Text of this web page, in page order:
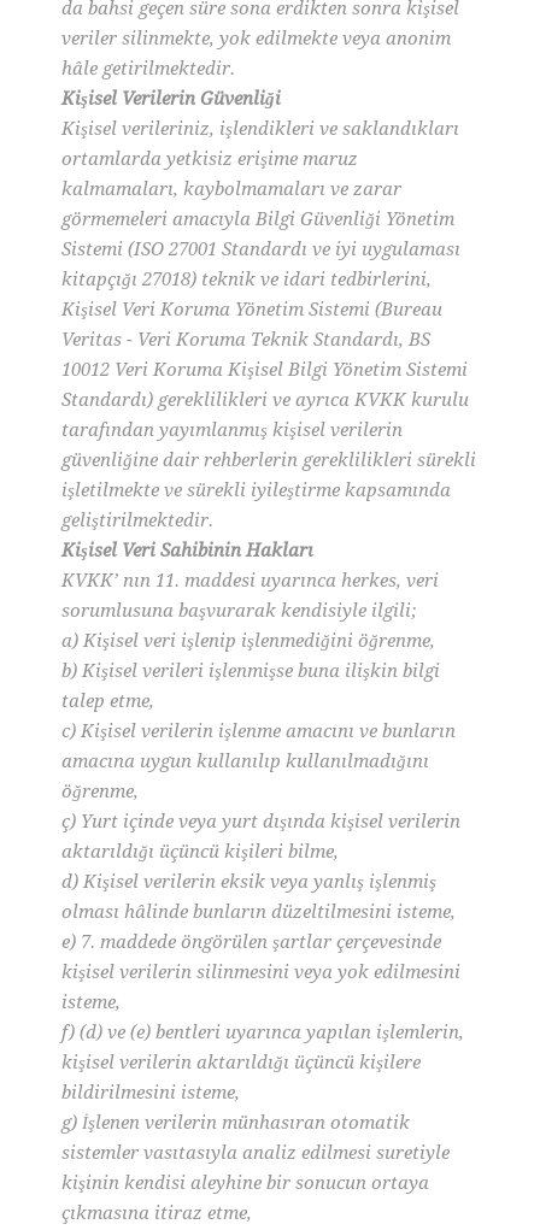
da bahsi geçen süre sona erdikten sonra kişisel
veriler silinmekte, yok edilmekte veya anonim
hâle getirilmektedir.
Kişisel Verilerin Güvenliği
Kişisel verileriniz, işlendikleri ve saklandıkları
ortamlarda yetkisiz erişime maruz
kalmamaları, kaybolmamaları ve zarar
görmemeleri amacıyla Bilgi Güvenliği Yönetim
Sistemi (ISO 27001 Standardı ve iyi uygulaması
kitapçığı 27018) teknik ve idari tedbirlerini,
Kişisel Veri Koruma Yönetim Sistemi (Bureau
Veritas - Veri Koruma Teknik Standardı, BS
10012 Veri Koruma Kişisel Bilgi Yönetim Sistemi
Standardı) gereklilikleri ve ayrıca KVKK kurulu
tarafından yayımlanmış kişisel verilerin
güvenliğine dair rehberlerin gereklilikleri sürekli
işletilmekte ve sürekli iyileştirme kapsamında
geliştirilmektedir.
Kişisel Veri Sahibinin Hakları
KVKK’ nın 11. maddesi uyarınca herkes, veri
sorumlusuna başvurarak kendisiyle ilgili;
a) Kişisel veri işlenip işlenmediğini öğrenme,
b) Kişisel verileri işlenmişse buna ilişkin bilgi
talep etme,
c) Kişisel verilerin işlenme amacını ve bunların
amacına uygun kullanılıp kullanılmadığını
öğrenme,
ç) Yurt içinde veya yurt dışında kişisel verilerin
aktarıldığı üçüncü kişileri bilme,
d) Kişisel verilerin eksik veya yanlış işlenmiş
olması hâlinde bunların düzeltilmesini isteme,
e) 7. maddede öngörülen şartlar çerçevesinde
kişisel verilerin silinmesini veya yok edilmesini
isteme,
f) (d) ve (e) bentleri uyarınca yapılan işlemlerin,
kişisel verilerin aktarıldığı üçüncü kişilere
bildirilmesini isteme,
g) İşlenen verilerin münhasıran otomatik
sistemler vasıtasıyla analiz edilmesi suretiyle
kişinin kendisi aleyhine bir sonucun ortaya
çıkmasına itiraz etme,